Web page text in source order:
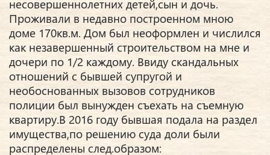
несовершеннолетних детей,сын и дочь.
Проживали в недавно построенном мною
доме 170кв.м. Дом был неоформлен и числился
как незавершенный строительством на мне и
дочери по 1/2 каждому. Ввиду скандальных
отношений с бывшей супругой и
необоснованных вызовов сотрудников
полиции был вынужден съехать на съемную
квартиру.В 2016 году бывшая подала на раздел
имущества,по решению суда доли были
распределены след.образом: